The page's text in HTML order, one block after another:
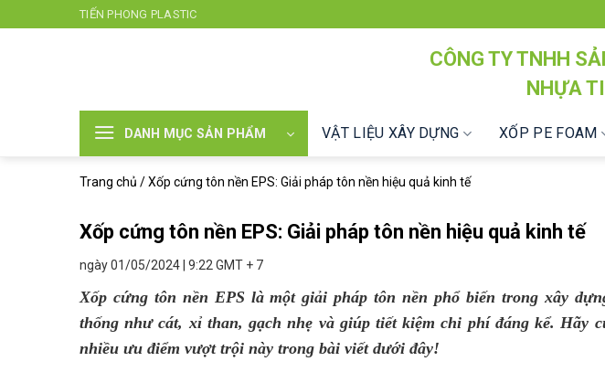
đến
TIẾN PHONG PLASTIC
CÔNG TY TNHH
NHỰA
DANH MỤC SẢN PHẨM VẬT LIỆU XÂY DỰNG XỐP PE FOAM
Trang chủ /Xốp cứng tôn nền EPS: Giải pháp tôn nền hiệu quả kinh tế
Xốp cứng tôn nền EPS: Giải pháp tôn nền hiệu quả kinh tế
ngày 01/05/2024 | 9:22 GMT + 7
Xốp cứng tôn nền EPS là một giải pháp tôn nền phổ biến trong xây
thống như cát, xỉ than, gạch nhẹ và giúp tiết kiệm chi phí đáng kể. Hãy
nhiều ưu điểm vượt trội này trong bài viết dưới đây!